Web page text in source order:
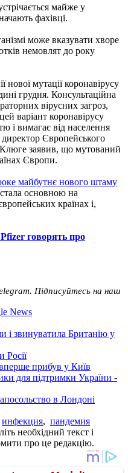
майже у
фахівці.
може вказувати хворе
немовлят до року
мутації коронавірусу
грудня. Консультаційна
вірусних загроз,
варіант коронавірусу
і вимагає від населення
Європейського
заявив, що мутований
Європи.
майбутнє нового штаму
основною на
країнах і,
говорять про
Підписуйтесь на наш
News
і звинуватила Британію у
Росії
прибув у Київ
для підтримки України -
в Лондоні
инфекция, пандемия
необхідний текст і
про це редакцію.